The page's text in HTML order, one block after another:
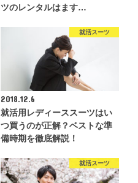
ツのレンタルはます…
就活スーツ
2018.12.6
就活用レディーススーツはい
つ買うのが正解？ベストな準
備時期を徹底解説！
就活スーツ